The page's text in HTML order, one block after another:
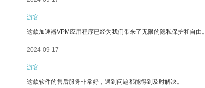
游客
这款加速器VPM应用程序已经为我们带来了无限的隐私保护和自由。
2024-09-17
游客
这款软件的售后服务非常好，遇到问题都能得到及时解决。